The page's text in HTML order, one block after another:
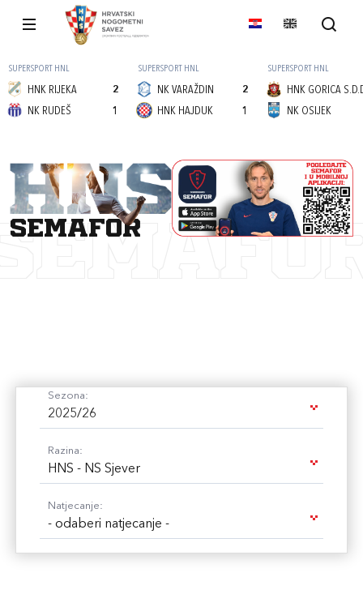
SUPERSPORT HNL
HNK RIJEKA
2
1
NK RUDEŠ
SUPERSPORT HNL
NK VARAŽDIN
2
1
HNK HAJDUK
SUPERSPORT HNL
HNK GORICA
NK OSIJEK
semafor
Sezona:
2025/26
Razina:
HNS - NS Sjever
Natjecanje:
- odaberi natjecanje -